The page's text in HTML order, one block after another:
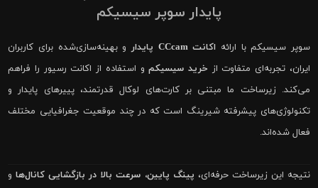
پایدار سوپر سیسیکم
سوپر سیسیکم با ارائه اکانت CCcam پایدار
و بهینه‌سازی‌شده برای کاربران
ایران، تجربه‌ای متفاوت از خرید سیسیکمو استفاده از اکانت رسیور را فراهم
می‌کند. زیرساخت ما مبتنی بر کارت‌های لوکال قدرتمند، پییرهای پایدار و
تکنولوژی‌های پیشرفته شیرینگ است که در چند موقعیت جغرافیایی مختلف
فعال شده‌اند.
نتیجه این زیرساخت حرفه‌ای، پینگ پایین، سرعت بالا در بازگشایی کانال‌هاو